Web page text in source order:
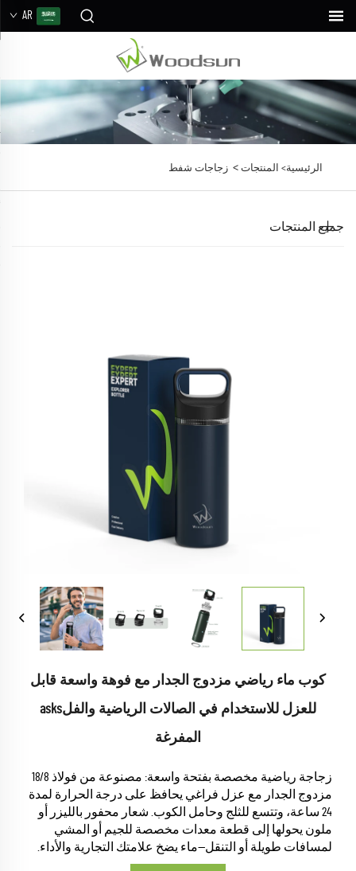
AR
الرئيسية> المنتجات> زجاجات شفط
جميع المنتجات
كوب ماء رياضي مزدوج الجدار مع فوهة واسعة قابل
للعزل للاستخدام في الصالات الرياضية والفلasks
المفرغة
زجاجة رياضية مخصصة بفتحة واسعة: مصنوعة من فولاذ 18/8
مزدوج الجدار مع عزل فراغي يحافظ على درجة الحرارة لمدة
24 ساعة، وتتسع للثلج وحامل الكوب. شعار محفور بالليزر أو
ملون يحولها إلى قطعة معدات مخصصة للجيم أو المشي
لمسافات طويلة أو التنقل—ماء يضخ علامتك التجارية والأداء.